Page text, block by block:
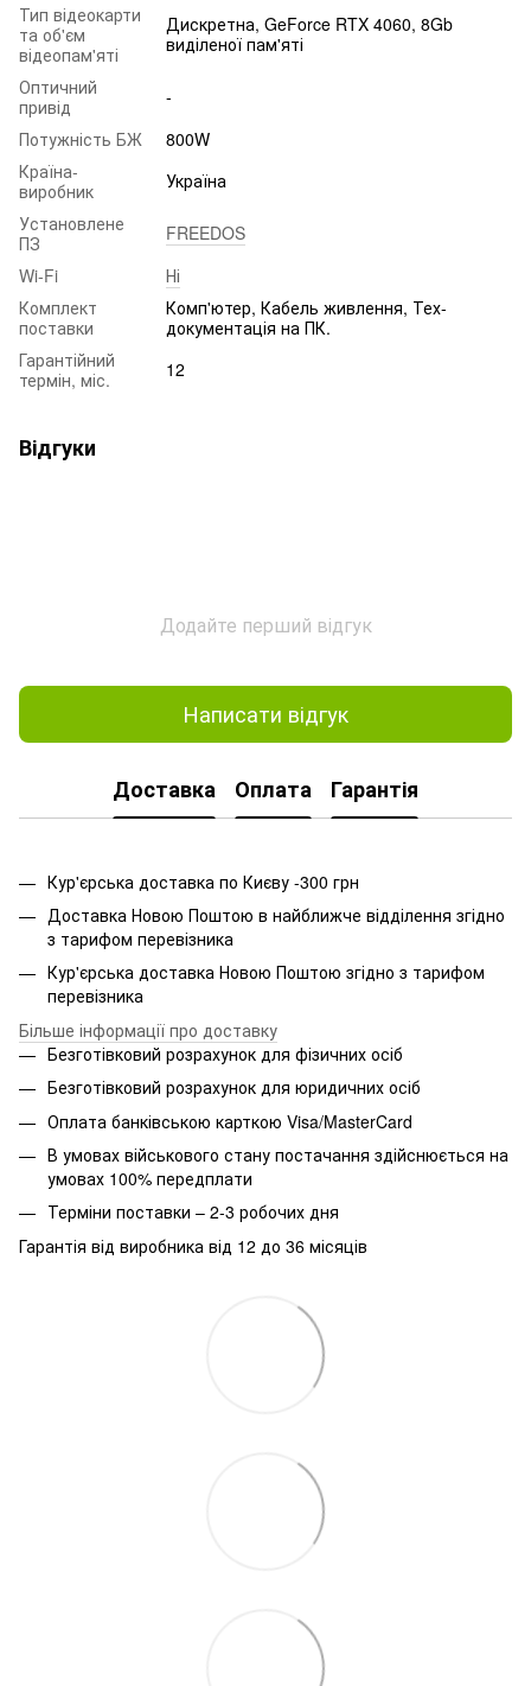
Тип відеокарти
та об'єм
відеопам'яті
Дискретна, GeForce RTX 4060, 8Gb
виділеної пам'яті
Оптичний
привід
-
Потужність БЖ
800W
Країна-
виробник
Україна
Установлене
ПЗ
FREEDOS
Wi-Fi
Ні
Комплект
поставки
Комп'ютер, Кабель живлення, Тех-
документація на ПК.
Гарантійний
термін, міс.
12
Відгуки
Додайте перший відгук
Написати відгук
Доставка Оплата Гарантія
Кур'єрська доставка по Києву -300 грн
Доставка Новою Поштою в найближче відділення згідно
з тарифом перевізника
Кур'єрська доставка Новою Поштою згідно з тарифом
перевізника
Більше інформації про доставку
Безготівковий розрахунок для фізичних осіб
Безготівковий розрахунок для юридичних осіб
Оплата банківською карткою Visa/MasterCard
В умовах військового стану постачання здійснюється на
умовах 100% передплати
Терміни поставки – 2-3 робочих дня
Гарантія від виробника від 12 до 36 місяців